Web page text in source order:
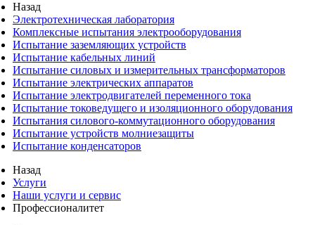
Назад
Электротехническая лаборатория
Комплексные испытания электрооборудования
Испытание заземляющих устройств
Испытание кабельных линий
Испытание силовых и измерительных трансформаторов
Испытание электрических аппаратов
Испытание электродвигателей переменного тока
Испытание токоведущего и изоляционного оборудования
Испытания силового-коммутационного оборудования
Испытание устройств молниезащиты
Испытание конденсаторов
Назад
Услуги
Наши услуги и сервис
Профессионалитет